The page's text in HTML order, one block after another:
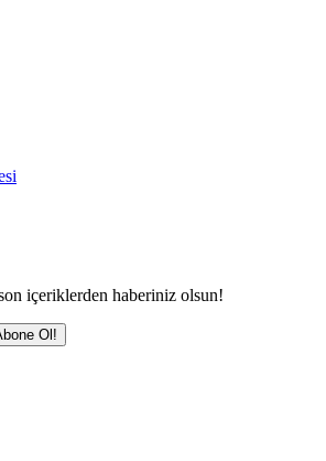
içeriklerden haberiniz olsun!